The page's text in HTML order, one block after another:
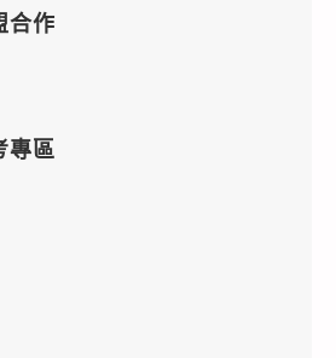
合作
專區